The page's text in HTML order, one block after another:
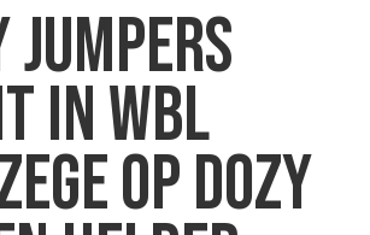
JUMPERS
IN WBL
OP DOZY